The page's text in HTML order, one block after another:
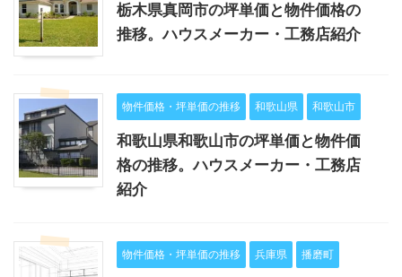
栃木県真岡市の坪単価と物件価格の
推移。ハウスメーカー・工務店紹介
物件価格・坪単価の推移 和歌山県 和歌山市
和歌山県和歌山市の坪単価と物件価
格の推移。ハウスメーカー・工務店
紹介
物件価格・坪単価の推移 兵庫県 播磨町